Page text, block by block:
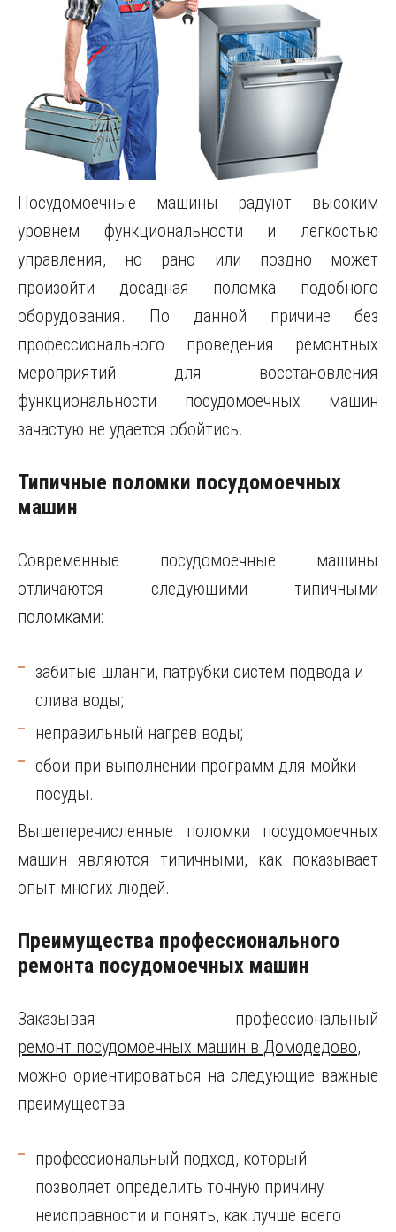
Посудомоечные машины радуют высоким
уровнем функциональности и легкостью
управления, но рано или поздно может
произойти досадная поломка подобного
оборудования. По данной причине без
профессионального проведения ремонтных
мероприятий для восстановления
функциональности посудомоечных машин
зачастую не удается обойтись.
Типичные поломки посудомоечных
машин
Современные посудомоечные машины
отличаются следующими типичными
поломками:
забитые шланги, патрубки систем подвода и
слива воды;
неправильный нагрев воды;
сбои при выполнении программ для мойки
посуды.
Вышеперечисленные поломки посудомоечных
машин являются типичными, как показывает
опыт многих людей.
Преимущества профессионального
ремонта посудомоечных машин
Заказывая профессиональный
ремонт посудомоечных машин в Домодедово,
можно ориентироваться на следующие важные
преимущества:
профессиональный подход, который
позволяет определить точную причину
неисправности и понять, как лучше всего